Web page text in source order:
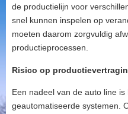
de productielijn voor
snel kunnen inspelen op
moeten daarom zorgvuldig
productieprocessen.
Risico op
Een nadeel van de auto line
geautomatiseerde systemen.